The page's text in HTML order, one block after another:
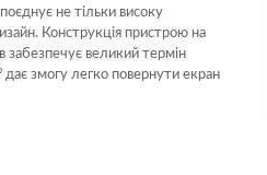
не тільки високу
Конструкція пристрою на
забезпечує великий термін
змогу легко повернути екран